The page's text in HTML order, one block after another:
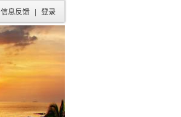
信息反馈 | 登录